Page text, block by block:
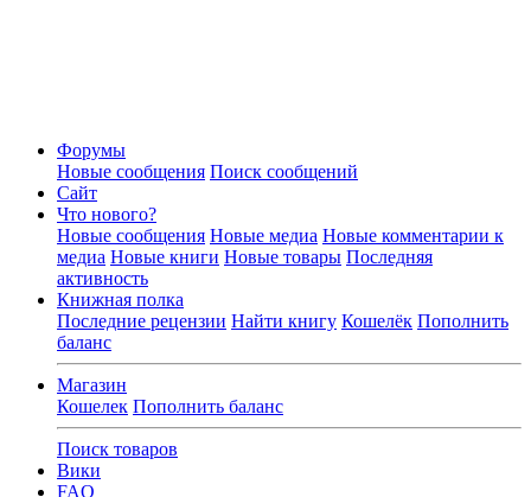
Форумы
Новые сообщения Поиск сообщений
Сайт
Что нового?
Новые сообщения Новые медиа Новые комментарии к
медиа Новые книги Новые товары Последняя
активность
Книжная полка
Последние рецензии Найти книгу Кошелёк Пополнить
баланс
Магазин
Кошелек Пополнить баланс
Поиск товаров
Вики
FAQ